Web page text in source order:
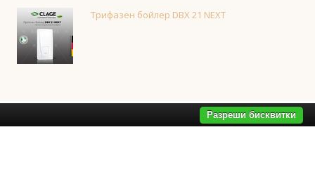
Трифазен бойлер DBX 21 NEXT
Разреши бисквитки